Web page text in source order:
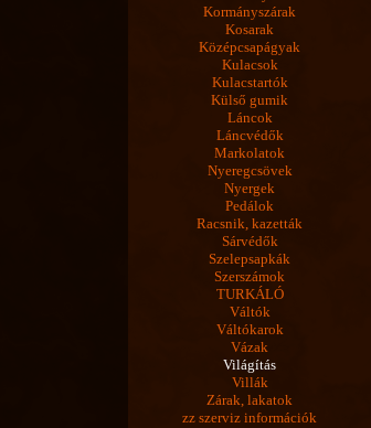
Kormányszárak
Kosarak
Középcsapágyak
Kulacsok
Kulacstartók
Külső gumik
Láncok
Láncvédők
Markolatok
Nyeregcsövek
Nyergek
Pedálok
Racsnik, kazetták
Sárvédők
Szelepsapkák
Szerszámok
TURKÁLÓ
Váltók
Váltókarok
Vázak
Világítás
Villák
Zárak, lakatok
zz szerviz információk